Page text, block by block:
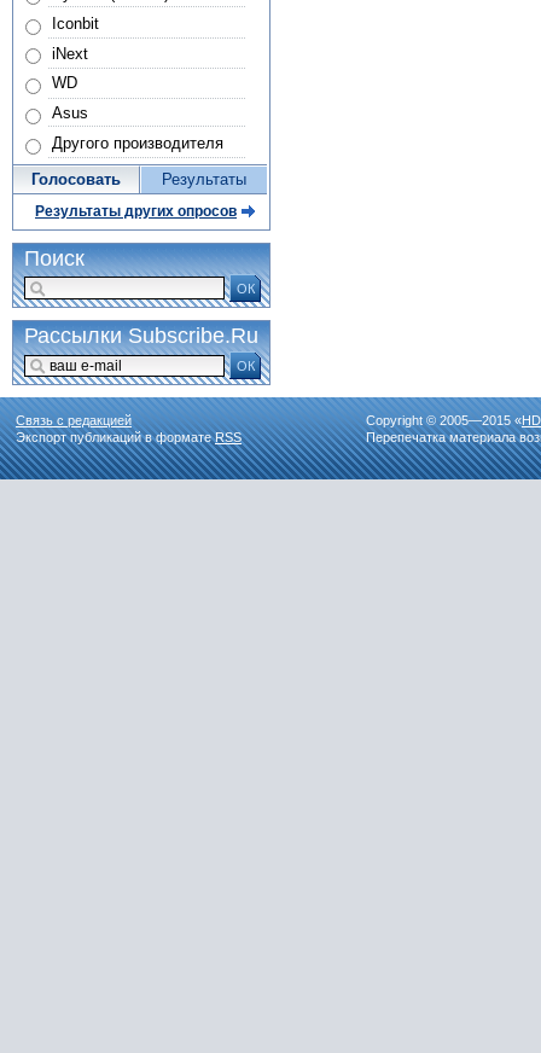
Iconbit
iNext
WD
Asus
Другого производителя
Голосовать Результаты
Результаты других опросов
Поиск
ОК
Рассылки Subscribe.Ru
ОК
Связь с редакцией
Экспорт публикаций в форматеRSS
Copyright © 2005—2015 «
Перепечатка материала